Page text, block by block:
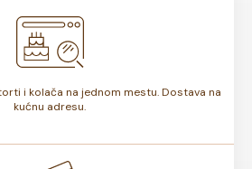
i kolača na jednom mestu. Dostava na
kućnu adresu.